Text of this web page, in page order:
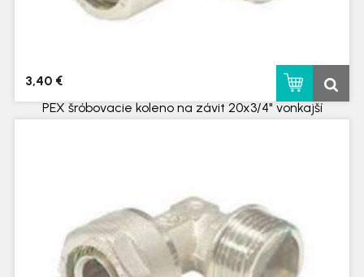
PEX šróbovacie koleno na závit 20x3/4" vonkajší
3,40 €